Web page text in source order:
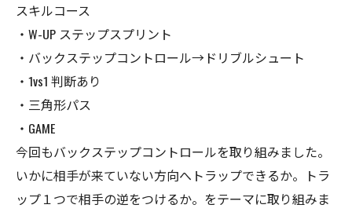
スキルコース
・W-UP ステップスプリント
・バックステップコントロール→ドリブルシュート
・1vs1 判断あり
・三角形パス
・GAME
今回もバックステップコントロールを取り組みました。
いかに相手が来ていない方向へトラップできるか。トラ
ップ１つで相手の逆をつけるか。をテーマに取り組みま